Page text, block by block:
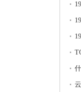
法